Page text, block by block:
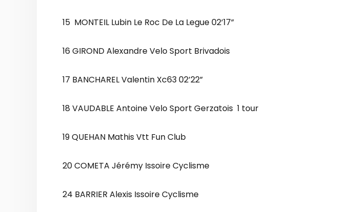
15 MONTEIL Lubin Le Roc De La Legue 02’17”
16 GIROND Alexandre Velo Sport Brivadois
17 BANCHAREL Valentin Xc63 02’22”
18 VAUDABLE Antoine Velo Sport Gerzatois 1 tour
19 QUEHAN Mathis Vtt Fun Club
20 COMETA Jérémy Issoire Cyclisme
24 BARRIER Alexis Issoire Cyclisme